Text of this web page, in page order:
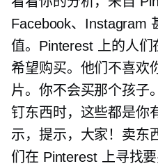
Facebook、Instagram
值。Pinterest 上的人
希望购买。他们不喜欢
片。你不会买那个孩子
钉东西时，这些都是你
示，提示，大家！卖东
们在 Pinterest 上寻找要